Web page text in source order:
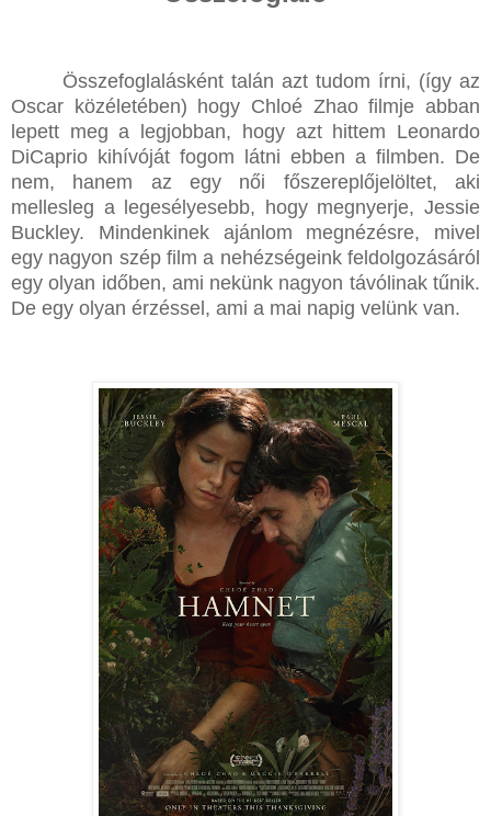
Összefoglalásként talán azt tudom írni, (így az
Oscar közéletében) hogy Chloé Zhao filmje abban
lepett meg a legjobban, hogy azt hittem Leonardo
DiCaprio kihívóját fogom látni ebben a filmben. De
nem, hanem az egy női főszereplőjelöltet, aki
mellesleg a legesélyesebb, hogy megnyerje, Jessie
Buckley. Mindenkinek ajánlom megnézésre, mivel
egy nagyon szép film a nehézségeink feldolgozásáról
egy olyan időben, ami nekünk nagyon távólinak tűnik.
De egy olyan érzéssel, ami a mai napig velünk van.